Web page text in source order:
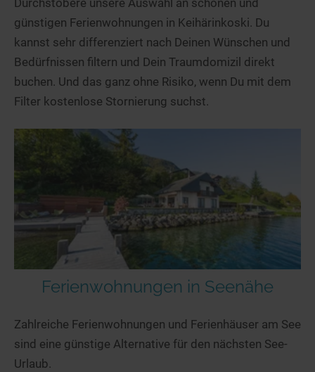
günstigen Ferienwohnungen in Keihärinkoski. Du
kannst sehr differenziert nach Deinen Wünschen und
Bedürfnissen filtern und Dein Traumdomizil direkt
buchen. Und das ganz ohne Risiko, wenn Du mit dem
Filter kostenlose Stornierung suchst.
Ferienwohnungen in Seenähe
Zahlreiche Ferienwohnungen und Ferienhäuser am See
sind eine günstige Alternative für den nächsten See-
Urlaub.